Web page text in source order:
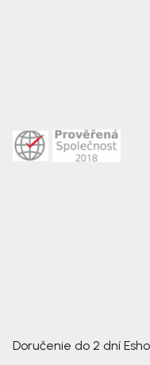
Doručenie do 2 dní